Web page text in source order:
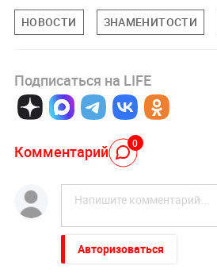
НОВОСТИ ЗНАМЕНИТОСТИ
Подписаться на LIFE
Комментарий 0
Авторизоваться